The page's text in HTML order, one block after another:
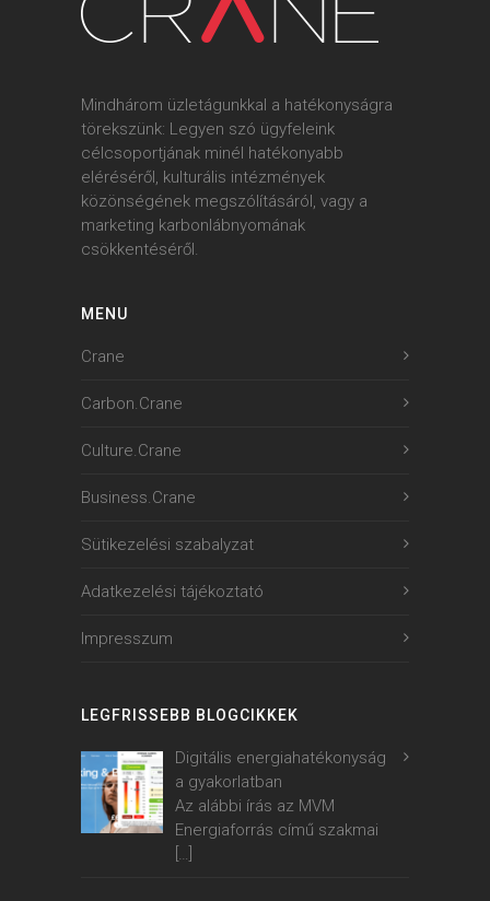
Mindhárom üzletágunkkal a hatékonyságra
törekszünk: Legyen szó ügyfeleink
célcsoportjának minél hatékonyabb
eléréséről, kulturális intézmények
közönségének megszólításáról, vagy a
marketing karbonlábnyomának
csökkentéséről.
MENU
Crane
Carbon.Crane
Culture.Crane
Business.Crane
Sütikezelési szabalyzat
Adatkezelési tájékoztató
Impresszum
LEGFRISSEBB BLOGCIKKEK
Digitális energiahatékonyság
a gyakorlatban
Az alábbi írás az MVM
Energiaforrás című szakmai
[…]